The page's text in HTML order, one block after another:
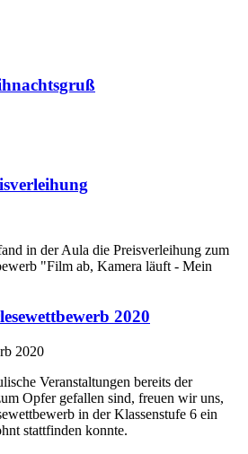
in der Aula die Preisverleihung zum
"Film ab, Kamera läuft - Mein
2020
Veranstaltungen bereits der
Opfer gefallen sind, freuen wir uns,
in der Klassenstufe 6 ein
stattfinden konnte.